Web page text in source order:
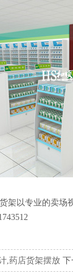
架以专业的卖
,药店货架摆放下